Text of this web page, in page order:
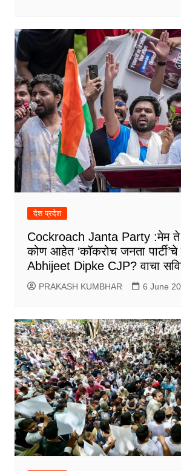
देश प्रदेश
Cockroach Janta Party :मेम ते
कोण आहेत ‘कॉकरोच जनता
Abhijeet Dipke CJP? वाचा
PRAKASH KUMBHAR 6 June